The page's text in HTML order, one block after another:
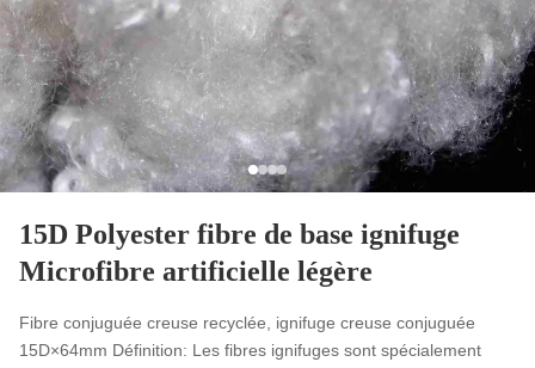
15D Polyester fibre de base ignifuge
Microfibre artificielle légère
Fibre conjuguée creuse recyclée, ignifuge creuse conjuguée
15D×64mm Définition: Les fibres ignifuges sont spécialement